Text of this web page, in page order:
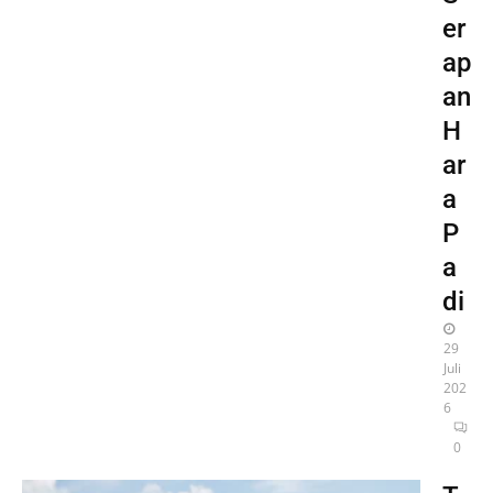
er
ap
an
H
ar
a
P
a
di
29
Juli
202
6
0